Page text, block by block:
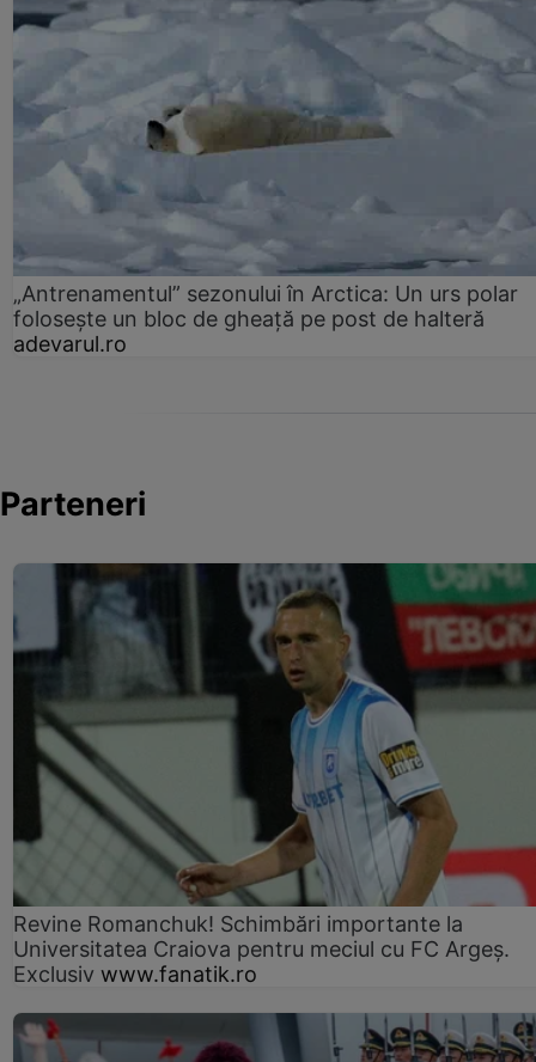
„Antrenamentul” sezonului în Arctica: Un urs polar
folosește un bloc de gheață pe post de halteră
adevarul.ro
Parteneri
Revine Romanchuk! Schimbări importante la
Universitatea Craiova pentru meciul cu FC Argeş.
Exclusiv www.fanatik.ro